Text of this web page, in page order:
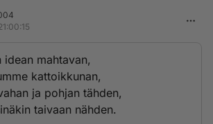
idean mahtavan,
kattoikkunan,
ja pohjan tähden,
taivaan nähden.